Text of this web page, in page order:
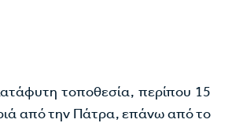
τοποθεσία, περίπου 15
από την Πάτρα, επάνω από το